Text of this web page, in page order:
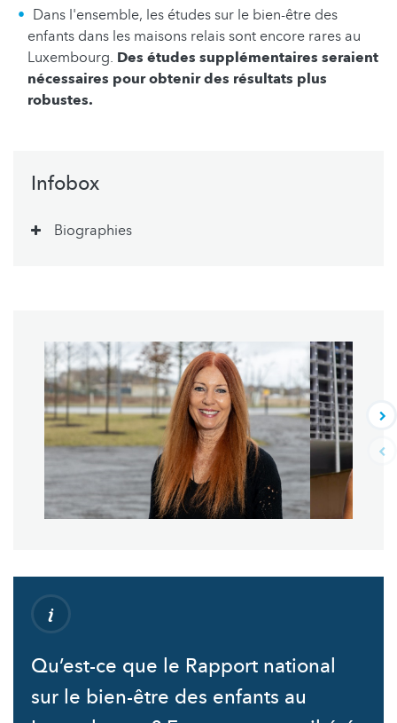
Dans l'ensemble, les études sur le bien-être des
enfants dans les maisons relais sont encore rares au
Luxembourg. Des études supplémentaires seraient
nécessaires pour obtenir des résultats plus
robustes.
Infobox
Biographies
Qu’est-ce que le Rapport national
sur le bien-être des enfants au